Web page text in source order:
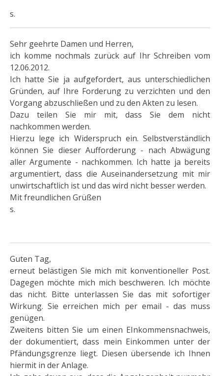
s.
Sehr geehrte Damen und Herren,
ich komme nochmals zurück auf Ihr Schreiben vom
12.06.2012.
Ich hatte Sie ja aufgefordert, aus unterschiedlichen
Gründen, auf Ihre Forderung zu verzichten und den
Vorgang abzuschließen und zu den Akten zu lesen.
Dazu teilen Sie mir mit, dass Sie dem nicht
nachkommen werden.
Hierzu lege ich Widerspruch ein. Selbstverständlich
können Sie dieser Aufforderung - nach Abwägung
aller Argumente - nachkommen. Ich hatte ja bereits
argumentiert, dass die Auseinandersetzung mit mir
unwirtschaftlich ist und das wird nicht besser werden.
Mit freundlichen Grüßen
s.
Guten Tag,
erneut belästigen Sie mich mit konventioneller Post.
Dagegen möchte mich mich beschweren. Ich möchte
das nicht. Bitte unterlassen Sie das mit sofortiger
Wirkung. Sie erreichen mich per email - das muss
genügen.
Zweitens bitten Sie um einen EInkommensnachweis,
der dokumentiert, dass mein Einkommen unter der
Pfändungsgrenze liegt. Diesen übersende ich Ihnen
hiermit in der Anlage.